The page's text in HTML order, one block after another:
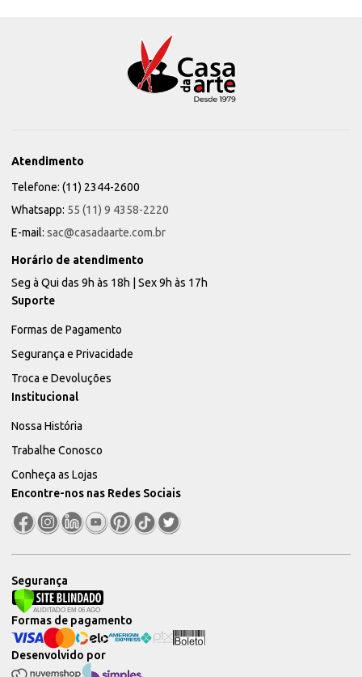
Atendimento
Telefone: (11) 2344-2600
Whatsapp: 55 (11) 9 4358-2220
E-mail: sac@casadaarte.com.br
Horário de atendimento
Seg à Qui das 9h às 18h | Sex 9h às 17h
Suporte
Formas de Pagamento
Segurança e Privacidade
Troca e Devoluções
Institucional
Nossa História
Trabalhe Conosco
Conheça as Lojas
Encontre-nos nas Redes Sociais
Segurança
Desenvolvido por
Formas de pagamento